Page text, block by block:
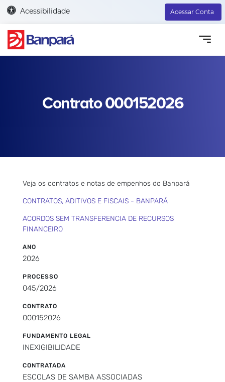
Acessibilidade Acessar Conta
Contrato 000152026
Veja os contratos e notas de empenhos do Banpará
CONTRATOS, ADITIVOS E FISCAIS - BANPARÁ
ACORDOS SEM TRANSFERENCIA DE RECURSOS
FINANCEIRO
ANO
2026
PROCESSO
045/2026
CONTRATO
000152026
FUNDAMENTO LEGAL
INEXIGIBILIDADE
CONTRATADA
ESCOLAS DE SAMBA ASSOCIADAS